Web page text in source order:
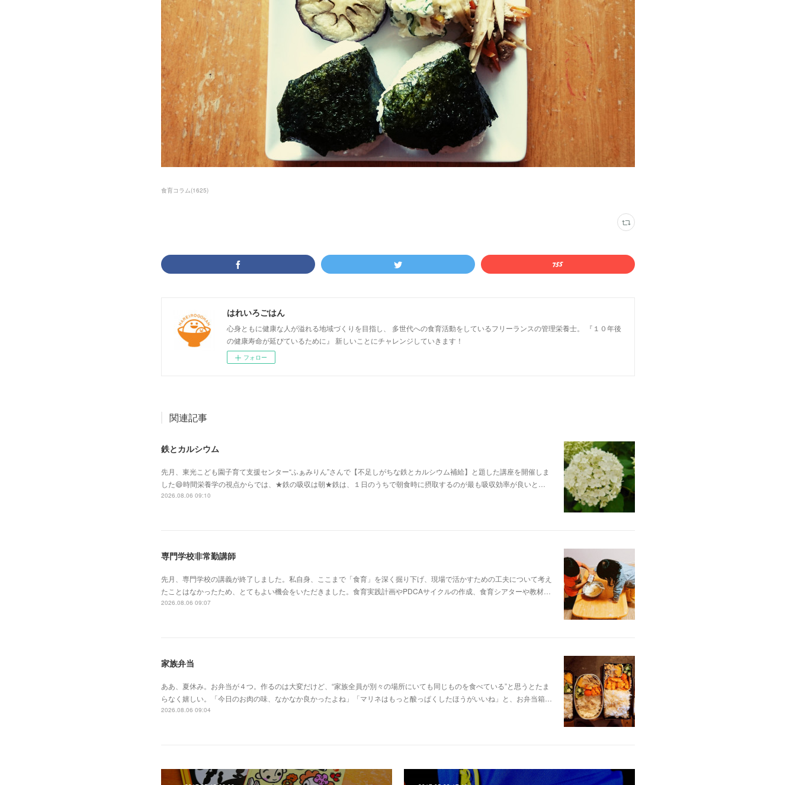
食育コラム(1625)
はれいろごはん
心身ともに健康な人が溢れる地域づくりを目指し、 多世代への食育活動をしているフリーランスの管理栄養士。 『１０年後
の健康寿命が延びているために』 新しいことにチャレンジしていきます！
フォロー
関連記事
鉄とカルシウム
先月、東光こども園子育て支援センター“ふぁみりん”さんで【不足しがちな鉄とカルシウム補給】と題した講座を開催しま
した😄時間栄養学の視点からでは、★鉄の吸収は朝★​鉄は、１日のうちで朝食時に摂取するのが最も吸収効率が良いと…
2026.08.06 09:10
専門学校非常勤講師
先月、専門学校の講義が終了しました。私自身、ここまで「食育」を深く掘り下げ、現場で活かすための工夫について考え
たことはなかったため、とてもよい機会をいただきました。食育実践計画やPDCAサイクルの作成、食育シアターや教材…
2026.08.06 09:07
家族弁当
ああ、夏休み。お弁当が４つ。作るのは大変だけど、“家族全員が別々の場所にいても同じものを食べている”と思うとたま
らなく嬉しい。「今日のお肉の味、なかなか良かったよね」「マリネはもっと酸っぱくしたほうがいいね」と、お弁当箱…
2026.08.06 09:04